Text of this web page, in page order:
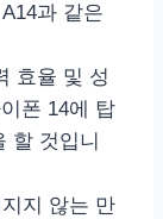
과 같은
효율 및 성
폰 14에 탑
할 것입니
지 않는 만